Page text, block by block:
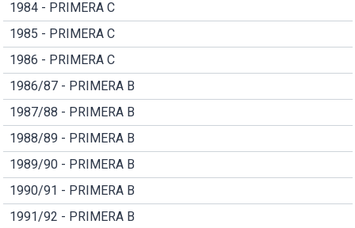
1984 - PRIMERA C
1985 - PRIMERA C
1986 - PRIMERA C
1986/87 - PRIMERA B
1987/88 - PRIMERA B
1988/89 - PRIMERA B
1989/90 - PRIMERA B
1990/91 - PRIMERA B
1991/92 - PRIMERA B